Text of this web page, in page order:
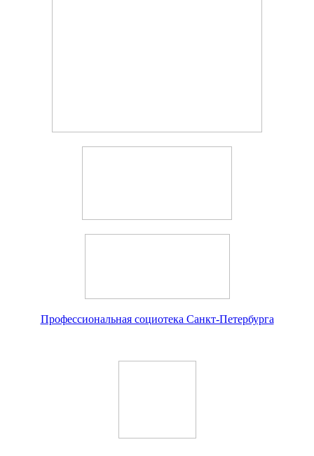
Профессиональная социотека Санкт-Петербурга